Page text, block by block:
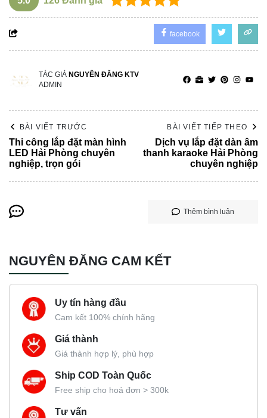
facebook
TÁC GIẢ NGUYÊN ĐĂNG KTV
ADMIN
BÀI VIẾT TRƯỚC
Thi công lắp đặt màn hình
LED Hải Phòng chuyên
nghiệp, trọn gói
BÀI VIẾT TIẾP THEO
Dịch vụ lắp đặt dàn âm
thanh karaoke Hải Phòng
chuyên nghiệp
Thêm bình luận
NGUYÊN ĐĂNG CAM KẾT
Uy tín hàng đầu
Cam kết 100% chính hãng
Giá thành
Giá thành hợp lý, phù hợp
Ship COD Toàn Quốc
Free ship cho hoá đơn > 300k
Tư vấn